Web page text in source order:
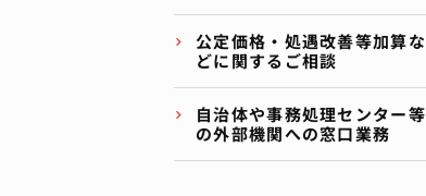
公定価格・処遇改善等加算な
どに関するご相談
自治体や事務処理センター等
の外部機関への窓口業務